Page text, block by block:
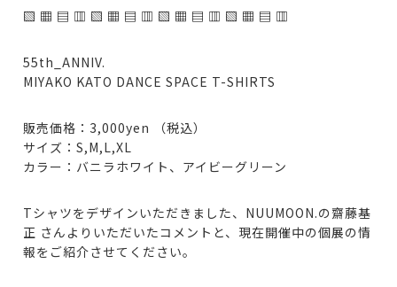
▧ ▦ ▤ ▥ ▧ ▦ ▤ ▥ ▧ ▦ ▤ ▥ ▧ ▦ ▤ ▥
55th_ANNIV.
MIYAKO KATO DANCE SPACE T-SHIRTS
販売価格：3,000yen （税込）
サイズ：S,M,L,XL
カラー：バニラホワイト、アイビーグリーン
Tシャツをデザインいただきました、NUUMOON.の齋藤基
正 さんよりいただいたコメントと、現在開催中の個展の情
報をご紹介させてください。